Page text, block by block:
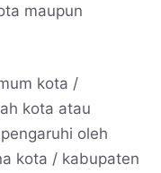
maupun
kota /
kota atau
oleh
kota / kabupaten